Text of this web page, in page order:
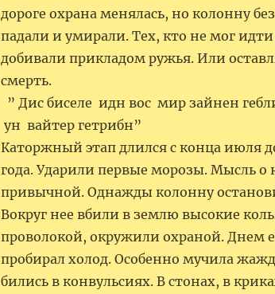
дороге охрана менялась, но колонну
падали и умирали. Тех, кто не мог
добивали прикладом ружья. Или
смерть.
” Дис биселе идн вос мир зайнен
ун вайтер гетрибн”
Каторжный этап длился с конца июля
года. Ударили первые морозы. Мысль о
привычной. Однажды колонну
Вокруг нее вбили в землю высокие
проволокой, окружили охраной. Днем
пробирал холод. Особенно мучила
бились в конвульсиях. В стонах, в